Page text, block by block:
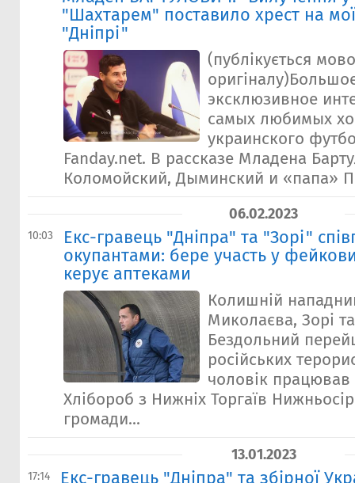
"Шахтарем" поставило хрест на
"Дніпрі"
(публікується
эксклюзивное
самых любимых
украинского
Fanday.net. В рассказе Младена
Коломойский, Дыминский и «папа»
06.02.2023
10:03
Екс-гравець "Дніпра" та "Зорі"
окупантами: бере участь у
керує аптеками
Колишній
Миколаєва, Зорі
Бездольний
російських
чоловік
Хлібороб з Нижніх Торгаїв
громади...
13.01.2023
17:14
Екс-гравець "Дніпра" та збірної